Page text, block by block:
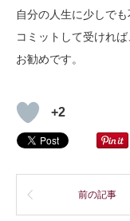
自分の人生に少しで
コミットして受けれ
お勧めです。
+2
前の記事